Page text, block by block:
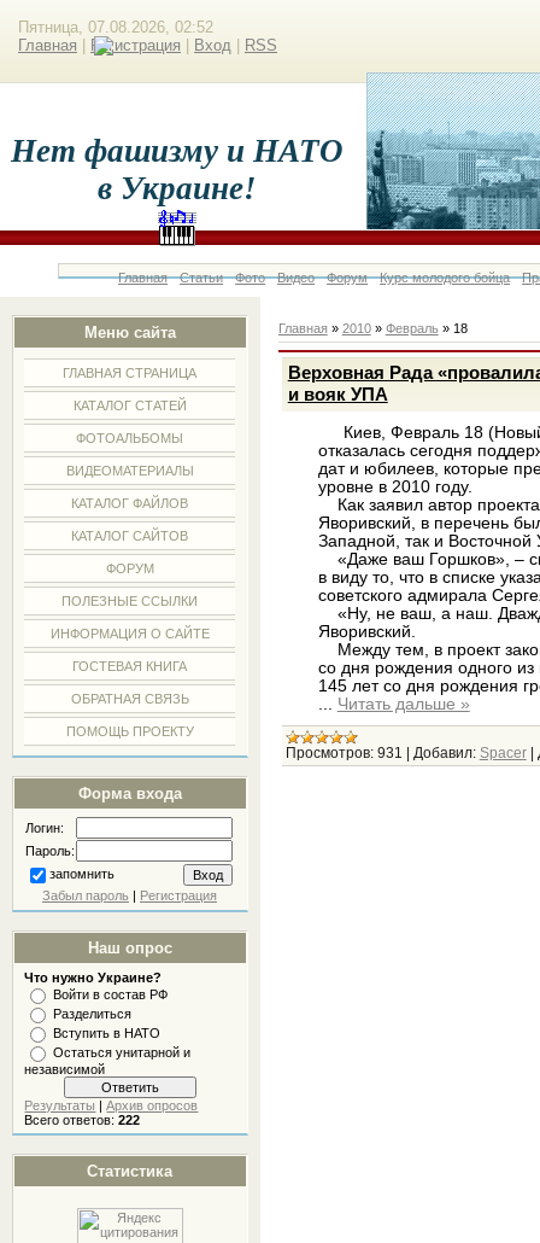
Пятница, 07.08.2026, 02:52
Главная
Регистрация Вход RSS
Нет фашизму и НАТО
в Украине!
Главная Статьи Фото Видео Форум Курс молодого бойца
Меню сайта
ГЛАВНАЯ СТРАНИЦА
КАТАЛОГ СТАТЕЙ
ФОТОАЛЬБОМЫ
ВИДЕОМАТЕРИАЛЫ
КАТАЛОГ ФАЙЛОВ
КАТАЛОГ САЙТОВ
ФОРУМ
ПОЛЕЗНЫЕ ССЫЛКИ
ИНФОРМАЦИЯ О САЙТЕ
ГОСТЕВАЯ КНИГА
ОБРАТНАЯ СВЯЗЬ
ПОМОЩЬ ПРОЕКТУ
Форма входа
Логин:
Пароль:
запомнить
Забыл пароль| Регистрация
Наш опрос
Что нужно Украине?
Войти в состав РФ
Разделиться
Вступить в НАТО
Остаться унитарной и
независимой
Результаты |Архив опросов
Всего ответов:222
Статистика
Главная » 2010 » Февраль » 18
Верховная Рада
и вояк УПА
Киев, Февраль 18
отказалась сегодня
дат и юбилеев, которые
уровне в 2010 году.
Как заявил автор
Яворивский, в перечень
Западной, так и Восточной
«Даже ваш Горшков», –
в виду то, что в списке
советского адмирала
«Ну, не ваш, а наш.
Яворивский.
Между тем, в проект
со дня рождения одного
145 лет со дня рождения
Читать дальше »
Просмотров: 931 | Добавил: Spacer |